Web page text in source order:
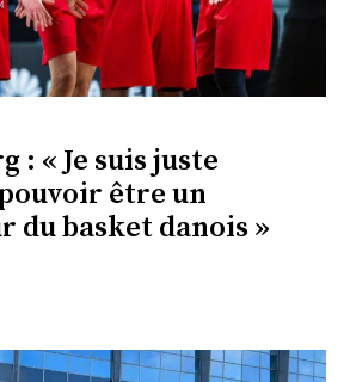
: « Je suis juste
être un
du basket danois »